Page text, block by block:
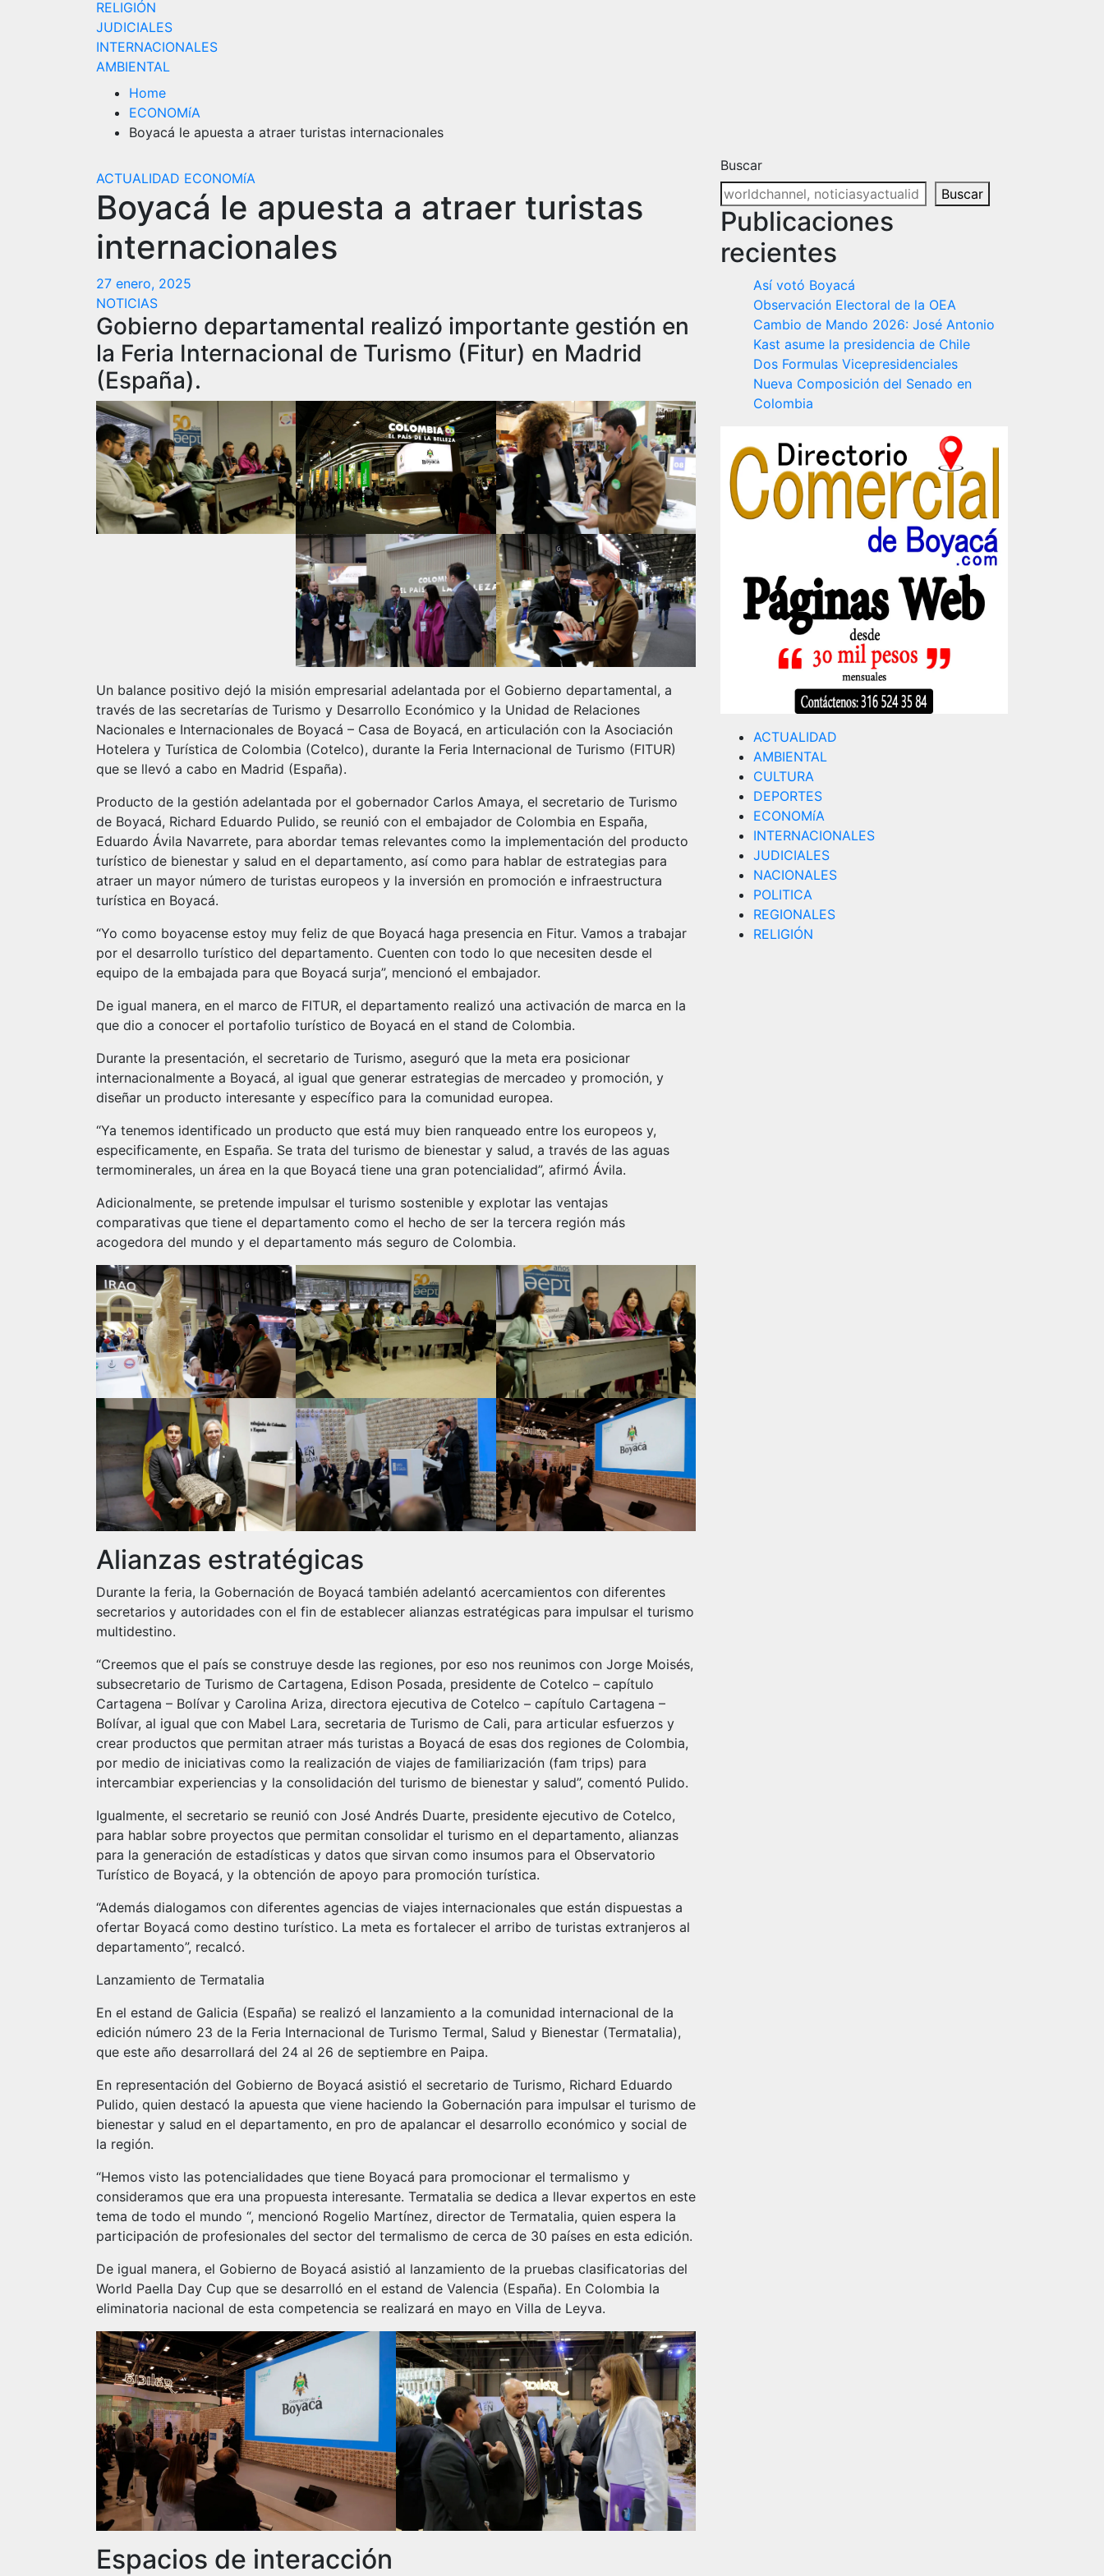
RELIGIÓN
JUDICIALES
INTERNACIONALES
AMBIENTAL
Home
ECONOMíA
Boyacá le apuesta a atraer turistas internacionales
ACTUALIDAD ECONOMíA
Boyacá le apuesta a atraer turistas
internacionales
27 enero, 2025
NOTICIAS
Gobierno departamental realizó importante gestión en
la Feria Internacional de Turismo (Fitur) en Madrid
(España).
Un balance positivo dejó la misión empresarial adelantada por el Gobierno departamental, a
través de las secretarías de Turismo y Desarrollo Económico y la Unidad de Relaciones
Nacionales e Internacionales de Boyacá – Casa de Boyacá, en articulación con la Asociación
Hotelera y Turística de Colombia (Cotelco), durante la Feria Internacional de Turismo (FITUR)
que se llevó a cabo en Madrid (España).
Producto de la gestión adelantada por el gobernador Carlos Amaya, el secretario de Turismo
de Boyacá, Richard Eduardo Pulido, se reunió con el embajador de Colombia en España,
Eduardo Ávila Navarrete, para abordar temas relevantes como la implementación del producto
turístico de bienestar y salud en el departamento, así como para hablar de estrategias para
atraer un mayor número de turistas europeos y la inversión en promoción e infraestructura
turística en Boyacá.
“Yo como boyacense estoy muy feliz de que Boyacá haga presencia en Fitur. Vamos a trabajar
por el desarrollo turístico del departamento. Cuenten con todo lo que necesiten desde el
equipo de la embajada para que Boyacá surja”, mencionó el embajador.
De igual manera, en el marco de FITUR, el departamento realizó una activación de marca en la
que dio a conocer el portafolio turístico de Boyacá en el stand de Colombia.
Durante la presentación, el secretario de Turismo, aseguró que la meta era posicionar
internacionalmente a Boyacá, al igual que generar estrategias de mercadeo y promoción, y
diseñar un producto interesante y específico para la comunidad europea.
“Ya tenemos identificado un producto que está muy bien ranqueado entre los europeos y,
especificamente, en España. Se trata del turismo de bienestar y salud, a través de las aguas
termominerales, un área en la que Boyacá tiene una gran potencialidad”, afirmó Ávila.
Adicionalmente, se pretende impulsar el turismo sostenible y explotar las ventajas
comparativas que tiene el departamento como el hecho de ser la tercera región más
acogedora del mundo y el departamento más seguro de Colombia.
Alianzas estratégicas
Durante la feria, la Gobernación de Boyacá también adelantó acercamientos con diferentes
secretarios y autoridades con el fin de establecer alianzas estratégicas para impulsar el turismo
multidestino.
“Creemos que el país se construye desde las regiones, por eso nos reunimos con Jorge Moisés,
subsecretario de Turismo de Cartagena, Edison Posada, presidente de Cotelco – capítulo
Cartagena – Bolívar y Carolina Ariza, directora ejecutiva de Cotelco – capítulo Cartagena –
Bolívar, al igual que con Mabel Lara, secretaria de Turismo de Cali, para articular esfuerzos y
crear productos que permitan atraer más turistas a Boyacá de esas dos regiones de Colombia,
por medio de iniciativas como la realización de viajes de familiarización (fam trips) para
intercambiar experiencias y la consolidación del turismo de bienestar y salud”, comentó Pulido.
Igualmente, el secretario se reunió con José Andrés Duarte, presidente ejecutivo de Cotelco,
para hablar sobre proyectos que permitan consolidar el turismo en el departamento, alianzas
para la generación de estadísticas y datos que sirvan como insumos para el Observatorio
Turístico de Boyacá, y la obtención de apoyo para promoción turística.
“Además dialogamos con diferentes agencias de viajes internacionales que están dispuestas a
ofertar Boyacá como destino turístico. La meta es fortalecer el arribo de turistas extranjeros al
departamento”, recalcó.
Lanzamiento de Termatalia
En el estand de Galicia (España) se realizó el lanzamiento a la comunidad internacional de la
edición número 23 de la Feria Internacional de Turismo Termal, Salud y Bienestar (Termatalia),
que este año desarrollará del 24 al 26 de septiembre en Paipa.
En representación del Gobierno de Boyacá asistió el secretario de Turismo, Richard Eduardo
Pulido, quien destacó la apuesta que viene haciendo la Gobernación para impulsar el turismo de
bienestar y salud en el departamento, en pro de apalancar el desarrollo económico y social de
la región.
“Hemos visto las potencialidades que tiene Boyacá para promocionar el termalismo y
consideramos que era una propuesta interesante. Termatalia se dedica a llevar expertos en este
tema de todo el mundo “, mencionó Rogelio Martínez, director de Termatalia, quien espera la
participación de profesionales del sector del termalismo de cerca de 30 países en esta edición.
De igual manera, el Gobierno de Boyacá asistió al lanzamiento de la pruebas clasificatorias del
World Paella Day Cup que se desarrolló en el estand de Valencia (España). En Colombia la
eliminatoria nacional de esta competencia se realizará en mayo en Villa de Leyva.
Espacios de interacción
Buscar
Buscar
Publicaciones
recientes
Así votó Boyacá
Observación Electoral de la OEA
Cambio de Mando 2026: José Antonio
Kast asume la presidencia de Chile
Dos Formulas Vicepresidenciales
Nueva Composición del Senado en
Colombia
ACTUALIDAD
AMBIENTAL
CULTURA
DEPORTES
ECONOMíA
INTERNACIONALES
JUDICIALES
NACIONALES
POLITICA
REGIONALES
RELIGIÓN